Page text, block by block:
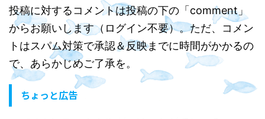
投稿に対するコメントは投稿の下の「comment」
からお願いします（ログイン不要）。ただ、コメン
トはスパム対策で承認＆反映までに時間がかかるの
で、あらかじめご了承を。
ちょっと広告